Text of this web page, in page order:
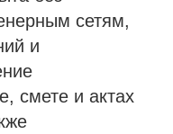
сетям,
и
смете и актах